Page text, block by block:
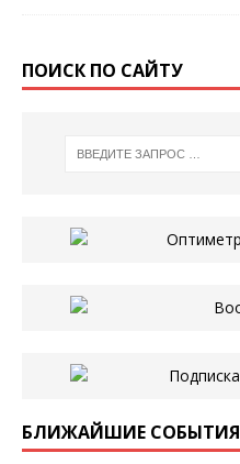
ПОИСК ПО САЙТУ
БЛИЖАЙШИЕ СОБЫТИЯ